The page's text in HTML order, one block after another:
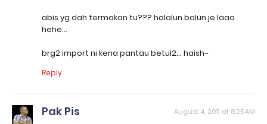
abis yg dah termakan tu??? halalun balun je laaa
hehe...
brg2 import ni kena pantau betul2... haish~
Reply
Pak Pis August 4, 2011 at 8:25 AM